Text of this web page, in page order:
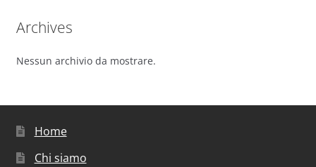
Archives
Nessun archivio da mostrare.
Home
Chi siamo